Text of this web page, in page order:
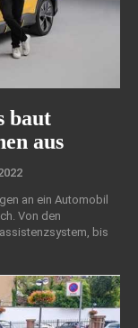
baut
aus
Von den
bis